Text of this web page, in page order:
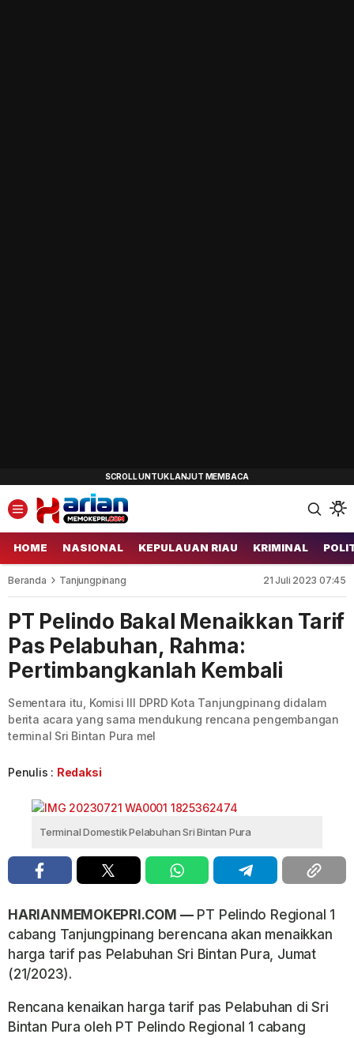
HOME NASIONAL KEPULAUAN RIAU KRIMINAL
Beranda Tanjungpinang 21 Juli 2023 07:45
PT Pelindo Bakal Menaikkan Tarif
Pas Pelabuhan, Rahma:
Pertimbangkanlah Kembali
Sementara itu, Komisi III DPRD Kota Tanjungpinang didalam
berita acara yang sama mendukung rencana pengembangan
terminal Sri Bintan Pura mel
Penulis : Redaksi
Terminal Domestik Pelabuhan Sri Bintan Pura
HARIANMEMOKEPRI.COM —PT Pelindo Regional 1
cabang Tanjungpinang berencana akan menaikkan
harga tarif pas Pelabuhan Sri Bintan Pura, Jumat
(21/2023).
Rencana kenaikan harga tarif pas Pelabuhan di Sri
Bintan Pura oleh PT Pelindo Regional 1 cabang